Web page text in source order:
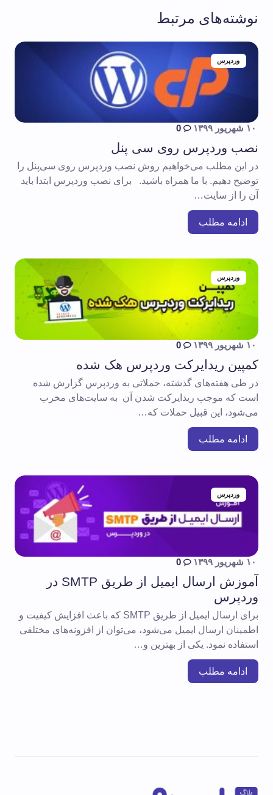
نوشته‌های مرتبط
وردپرس
۱۰ شهریور ۱۳۹۹ 0
نصب وردپرس روی سی پنل
در این مطلب می‌خواهیم روش نصب وردپرس روی سی‌پنل را
توضیح دهیم. با ما همراه باشید. برای نصب وردپرس ابتدا باید
آن را از سایت…
ادامه مطلب
وردپرس
۱۰ شهریور ۱۳۹۹ 0
کمپین ریدایرکت وردپرس هک شده
در طی هفته‌های گذشته، حملاتی به وردپرس گزارش شده
است که موجب ریدایرکت شدن آن به سایت‌های مخرب
می‌شود، این قبیل حملات که…
ادامه مطلب
وردپرس
۱۰ شهریور ۱۳۹۹ 0
آموزش ارسال ایمیل از طریق SMTP در
وردپرس
برای ارسال ایمیل از طریق SMTP که باعث افزایش کیفیت و
اطمینان ارسال ایمیل می‌شود، می‌توان از افزونه‌های مختلفی
استفاده نمود. یکی از بهترین و…
ادامه مطلب